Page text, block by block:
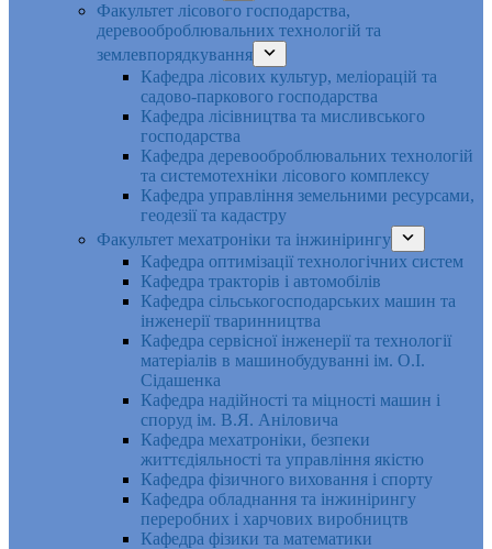
Факультет лісового господарства,
деревооброблювальних технологій та
землевпорядкування
Кафедра лісових культур, меліорацій та
садово-паркового господарства
Кафедра лісівництва та мисливського
господарства
Кафедра деревооброблювальних технологій
та системотехніки лісового комплексу
Кафедра управління земельними ресурсами,
геодезії та кадастру
Факультет мехатроніки та інжинірингу
Кафедра оптимізації технологічних систем
Кафедра тракторів і автомобілів
Кафедра сільськогосподарських машин та
інженерії тваринництва
Кафедра cервісної інженерії та технології
матеріалів в машинобудуванні ім. О.І.
Сідашенка
Кафедра надійності та міцності машин і
споруд ім. В.Я. Аніловича
Кафедра мехатроніки, безпеки
життєдіяльності та управління якістю
Кафедра фізичного виховання і спорту
Кафедра обладнання та інжинірингу
переробних і харчових виробництв
Кафедра фізики та математики